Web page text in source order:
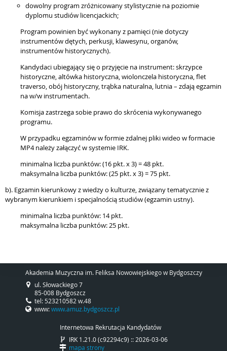
dowolny program zróżnicowany stylistycznie na poziomie
dyplomu studiów licencjackich;
Program powinien być wykonany z pamięci (nie dotyczy
instrumentów dętych, perkusji, klawesynu, organów,
instrumentów historycznych).
Kandydaci ubiegający się o przyjęcie na instrument: skrzypce
historyczne, altówka historyczna, wiolonczela historyczna, flet
traverso, obój historyczny, trąbka naturalna, lutnia – zdają egzamin
na w/w instrumentach.
Komisja zastrzega sobie prawo do skrócenia wykonywanego
programu.
W przypadku egzaminów w formie zdalnej pliki wideo w formacie
MP4 należy załączyć w systemie IRK.
minimalna liczba punktów: (16 pkt. x 3) = 48 pkt.
maksymalna liczba punktów: (25 pkt. x 3) = 75 pkt.
b). Egzamin kierunkowy z wiedzy o kulturze, związany tematycznie z
wybranym kierunkiem i specjalnością studiów (egzamin ustny).
minimalna liczba punktów: 14 pkt.
maksymalna liczba punktów: 25 pkt.
Akademia Muzyczna im. Feliksa Nowowiejskiego w Bydgoszczy
ul. Słowackiego 7
85-008 Bydgoszcz
tel: 523210582 w.48
www:www.amuz.bydgoszcz.pl
Internetowa Rekrutacja Kandydatów
IRK 1.21.0 (c92294c9) :: 2026-03-06
mapa strony